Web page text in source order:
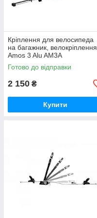
Кріплення для велосипеда
на багажник, велокріплення
Amos 3 Alu AM3A
Готово до відправки
2 150 ₴
Купити